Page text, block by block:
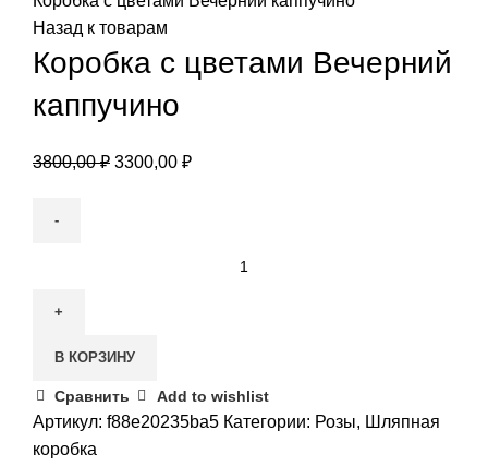
Назад к товарам
Коробка с цветами Вечерний
каппучино
3800,00₽ Первоначальная
3300,00 ₽Текущая
Коробка
цветами
Вечерний
каппучино
В КОРЗИНУ
Сравнить Add to wishlist
Артикул: f88e20235ba5 Категории: Розы, Шляпная
коробка